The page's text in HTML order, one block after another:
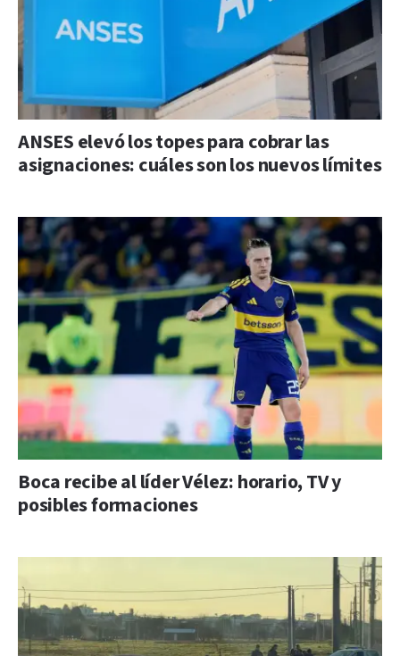
ANSES elevó los topes para cobrar las
asignaciones: cuáles son los nuevos límites
Boca recibe al líder Vélez: horario, TV y
posibles formaciones